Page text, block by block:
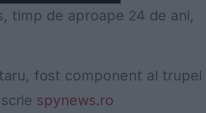
timp de aproape 24 de ani,
fost component al trupei
spynews.ro